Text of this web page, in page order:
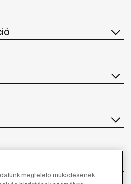
megfelelő működésének